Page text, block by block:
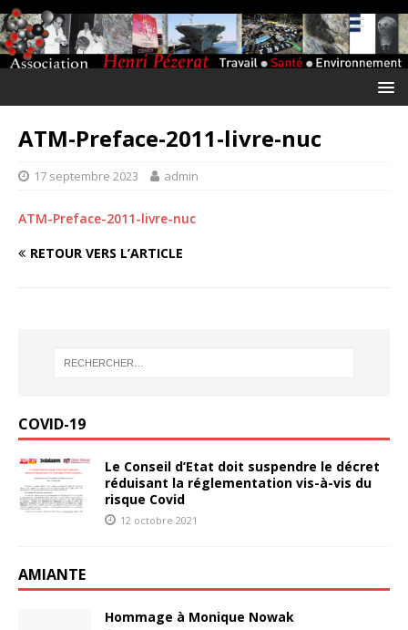
ATM-Preface-2011-livre-nuc
17 septembre 2023 admin
ATM-Preface-2011-livre-nuc
RETOUR VERS L’ARTICLE
COVID-19
Le Conseil d’Etat doit suspendre le décret
réduisant la réglementation vis-à-vis du
risque Covid
12 octobre 2021
AMIANTE
Hommage à Monique Nowak